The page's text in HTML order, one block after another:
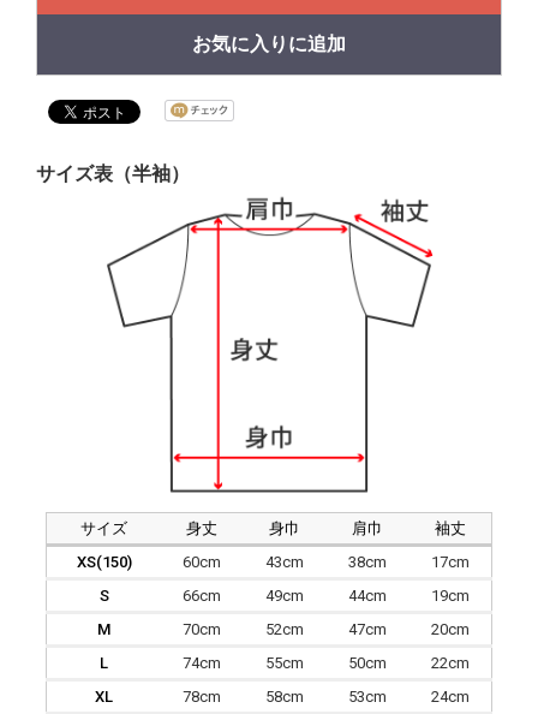
お気に入りに追加
サイズ表（半袖）
サイズ 身丈 身巾 肩巾
袖丈
XS(150)
60cm 43cm 38cm
17cm
S
66cm 49cm 44cm
19cm
M
70cm 52cm 47cm
20cm
L
74cm 55cm 50cm
22cm
XL
78cm 58cm 53cm 24cm